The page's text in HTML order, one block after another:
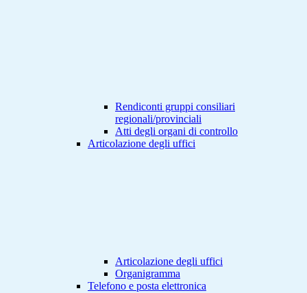
Rendiconti gruppi consiliari
regionali/provinciali
Atti degli organi di controllo
Articolazione degli uffici
Articolazione degli uffici
Organigramma
Telefono e posta elettronica